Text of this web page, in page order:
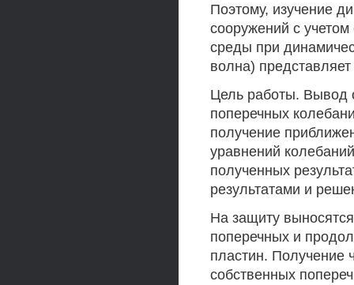
Поэтому, изучение
сооружений с
среды при
волна)
Цель работы. Вывод
поперечных
получение
уравнений
полученных
результатами и
На защиту
поперечных и
пластин. Получение
собственных